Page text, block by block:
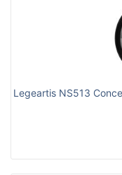
Legeartis NS513